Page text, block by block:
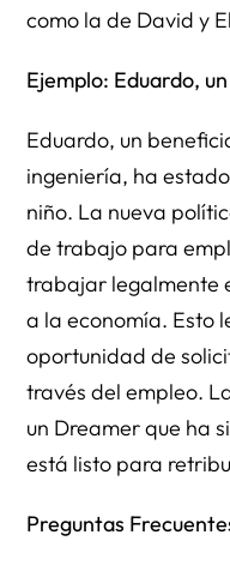
como la de David y
Ejemplo: Eduardo,
Eduardo, un
ingeniería, ha
niño. La nueva
de trabajo para
trabajar legalmente
a la economía. Esto
oportunidad de
través del empleo.
un Dreamer que ha
está listo para
Preguntas